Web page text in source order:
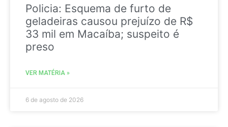
Policia: Esquema de furto de
geladeiras causou prejuízo de R$
33 mil em Macaíba; suspeito é
preso
VER MATÉRIA »
6 de agosto de 2026